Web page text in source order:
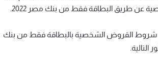
عن طريق البطاقة فقط من بنك مصر 2022.
شروط القروض الشخصية بالبطاقة فقط من بنك